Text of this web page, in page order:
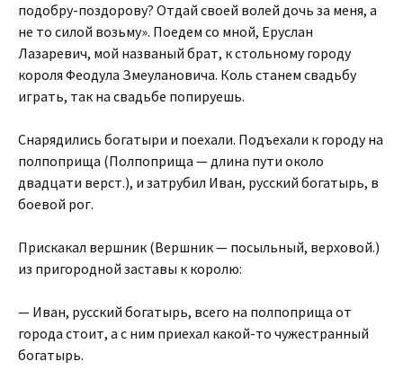
подобру-поздорову? Отдай своей волей дочь за меня, а
не то силой возьму». Поедем со мной, Еруслан
Лазаревич, мой названый брат, к стольному городу
короля Феодула Змеулановича. Коль станем свадьбу
играть, так на свадьбе попируешь.
Снарядились богатыри и поехали. Подъехали к городу на
полпоприща (Полпоприща — длина пути около
двадцати верст.), и затрубил Иван, русский богатырь, в
боевой рог.
Прискакал вершник (Вершник — посыльный, верховой.)
из пригородной заставы к королю:
— Иван, русский богатырь, всего на полпоприща от
города стоит, а с ним приехал какой-то чужестранный
богатырь.